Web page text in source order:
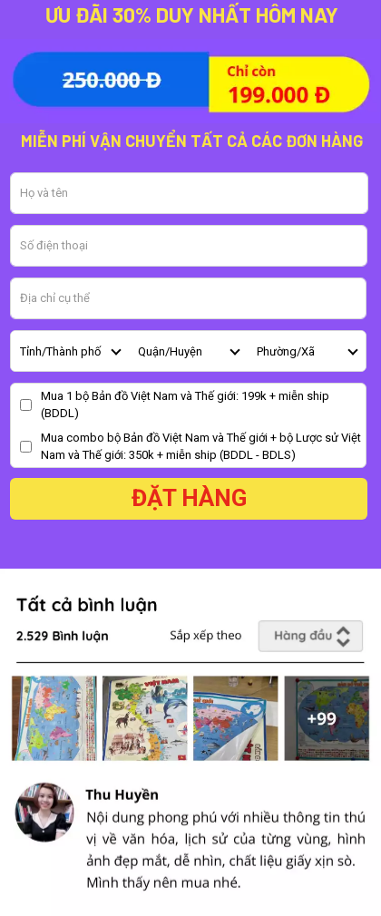
ƯU ĐÃI 30% DUY NHẤT HÔM NAY
MIỄN PHÍ VẬN CHUYỂN TẤT CẢ CÁC ĐƠN HÀNG
ĐẶT HÀNG
Mua 1 bộ Bản đồ Việt Nam và Thế giới: 199k + miễn ship
(BDDL)
Mua combo bộ Bản đồ Việt Nam và Thế giới + bộ Lược sử Việt
Nam và Thế giới: 350k + miễn ship (BDDL - BDLS)